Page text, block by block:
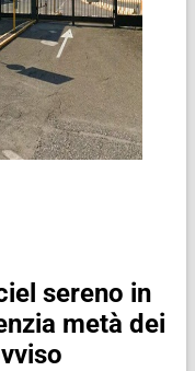
sereno in
metà dei